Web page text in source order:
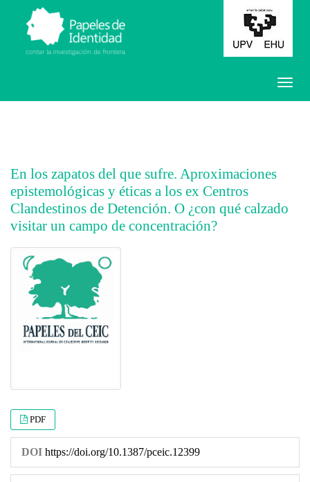
En los zapatos del que sufre. Aproximaciones
epistemológicas y éticas a los ex Centros
Clandestinos de Detención. O ¿con qué calzado
visitar un campo de concentración?
##plugins.themes.bootstrap3.article.main##
PDF
DOI https://doi.org/10.1387/pceic.12399